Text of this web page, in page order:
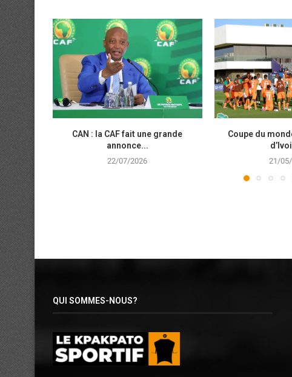
CAN : la CAF fait une grande
annonce...
22/07/2026
Coupe du
21/
QUI SOMMES-NOUS?